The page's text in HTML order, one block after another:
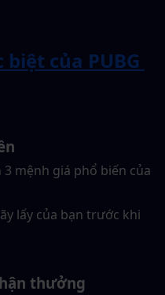
của PUBG
mệnh giá phổ biến của
lấy của bạn trước khi
thưởng